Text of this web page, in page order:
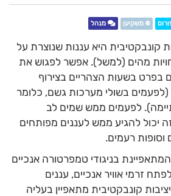
❄️ משקיען מנהל
קונבקטיבית היא עננות שנוצרת על
מהים (למשל). אפשר לפגוש את
בפרט בשעות הצהריים בצירוף
בשולי מערכות גשם, כלומר
לפעמים ממש שמים לב
יכול להגיע ממש לעננים מפותחים
רעמים.
בניגודי טמפרטורה אנכיים
זרמי אוויר אנכיים, עננים
קונבקטיבית מתאפיין בעליה